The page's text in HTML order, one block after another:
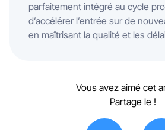
parfaitement intégré au cycle
d’accélérer l’entrée sur de
en maîtrisant la qualité et les
Vous avez aimé cet
Partage le !